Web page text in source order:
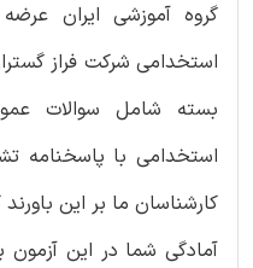
گروه آموزشی ایران
استخدامی شرکت فراز
بسته شامل سوالات
استخدامی با پاسخنامه
کارشناسان ما بر این
آمادگی شما در این